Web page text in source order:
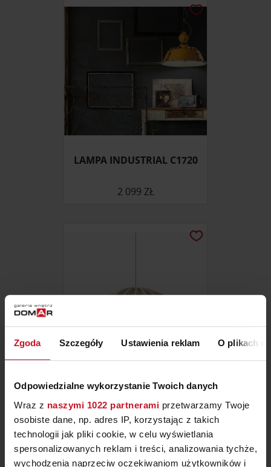
Zgoda Szczegóły Ustawienia reklam O plikach
Odpowiedzialne wykorzystanie Twoich danych
Wraz z naszymi 1022 partnerami przetwarzamy Twoje
osobiste dane, np. adres IP, korzystając z takich
technologii jak pliki cookie, w celu wyświetlania
spersonalizowanych reklam i treści, analizowania tychże,
wychodzenia naprzeciw oczekiwaniom użytkowników i
LAMPA INDUSTRIAL C1720
2 099 ZŁ
LAMPA WISZĄCA JODIE
ZAPYTAJ O CENĘ W SALONIE